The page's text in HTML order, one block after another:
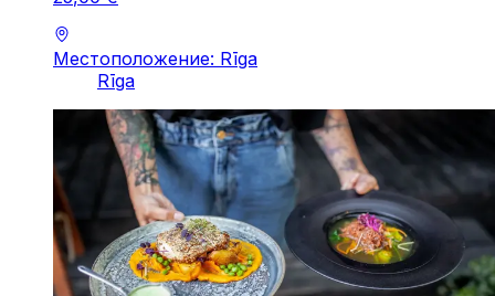
Местоположение: Rīga
Rīga